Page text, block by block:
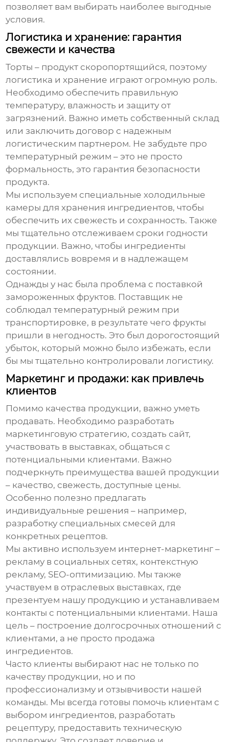
позволяет вам выбирать наиболее выгодные
условия.
Логистика и хранение: гарантия
свежести и качества
Торты – продукт скоропортящийся, поэтому
логистика и хранение играют огромную роль.
Необходимо обеспечить правильную
температуру, влажность и защиту от
загрязнений. Важно иметь собственный склад
или заключить договор с надежным
логистическим партнером. Не забудьте про
температурный режим – это не просто
формальность, это гарантия безопасности
продукта.
Мы используем специальные холодильные
камеры для хранения ингредиентов, чтобы
обеспечить их свежесть и сохранность. Также
мы тщательно отслеживаем сроки годности
продукции. Важно, чтобы ингредиенты
доставлялись вовремя и в надлежащем
состоянии.
Однажды у нас была проблема с поставкой
замороженных фруктов. Поставщик не
соблюдал температурный режим при
транспортировке, в результате чего фрукты
пришли в негодность. Это был дорогостоящий
убыток, который можно было избежать, если
бы мы тщательно контролировали логистику.
Маркетинг и продажи: как привлечь
клиентов
Помимо качества продукции, важно уметь
продавать. Необходимо разработать
маркетинговую стратегию, создать сайт,
участвовать в выставках, общаться с
потенциальными клиентами. Важно
подчеркнуть преимущества вашей продукции
– качество, свежесть, доступные цены.
Особенно полезно предлагать
индивидуальные решения – например,
разработку специальных смесей для
конкретных рецептов.
Мы активно используем интернет-маркетинг –
рекламу в социальных сетях, контекстную
рекламу, SEO-оптимизацию. Мы также
участвуем в отраслевых выставках, где
презентуем нашу продукцию и устанавливаем
контакты с потенциальными клиентами. Наша
цель – построение долгосрочных отношений с
клиентами, а не просто продажа
ингредиентов.
Часто клиенты выбирают нас не только по
качеству продукции, но и по
профессионализму и отзывчивости нашей
команды. Мы всегда готовы помочь клиентам с
выбором ингредиентов, разработать
рецептуру, предоставить техническую